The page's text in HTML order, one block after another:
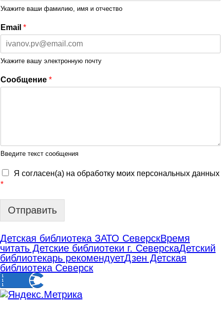
Укажите ваши фамилию, имя и отчество
Email *
Укажите вашу электронную почту
Сообщение *
Введите текст сообщения
Я согласен(а) на обработку моих персональных данных
*
Отправить
Детская библиотека ЗАТО СеверскВремя
читать Детские библиотеки г. СеверскаДетский
библиотекарь рекомендуетДзен Детская
библиотека Северск